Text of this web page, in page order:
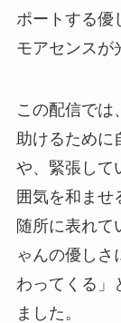
ポートする優
モアセンスが
この配信では
助けるために
や、緊張して
囲気を和ませ
随所に表れて
ゃんの優しさ
わってくる」
ました。